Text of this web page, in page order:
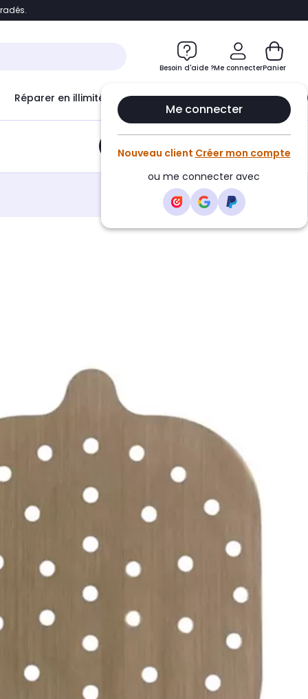
Accéder directement au chatbot
Besoin d'aide ?Me connecter
Me connecter
Nouveau client Créer mon compte
ou me connecter avec
Panier
Réparer en illimité avec Le Club Infinity
Ajouter au panier